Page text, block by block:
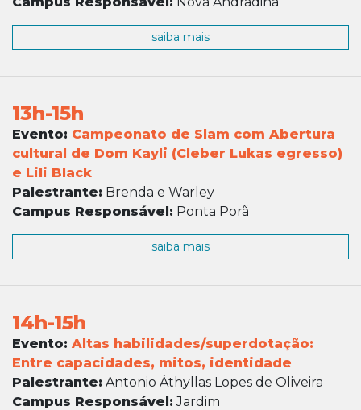
saiba mais
13h-15h
Evento: Campeonato de Slam com Abertura
cultural de Dom Kayli (Cleber Lukas egresso)
e Lili Black
Palestrante: Brenda e Warley
Campus Responsável: Ponta Porã
saiba mais
14h-15h
Evento: Altas habilidades/superdotação:
Entre capacidades, mitos, identidade
Palestrante: Antonio Áthyllas Lopes de Oliveira
Campus Responsável: Jardim